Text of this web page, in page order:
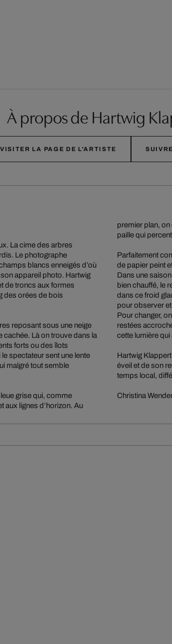
À propos de Hartwig
VISITER LA PAGE DE L'ARTISTE
La cime des arbres
Le photographe
blancs enneigés d’où
appareil photo. Hartwig
de troncs aux formes
des orées de bois
reposant sous une neige
cachée. Là on trouve dans la
forts ou des îlots
spectateur sent une lente
malgré tout semble
grise qui, comme
aux lignes d’horizon. Au
premier plan,
paille qui
Parfaitement
de papier peint
Dans une
bien chauffé, le
dans ce froid
pour observer
Pour changer,
restées
cette lumière
Hartwig
éveil et de son
temps local,
Christina